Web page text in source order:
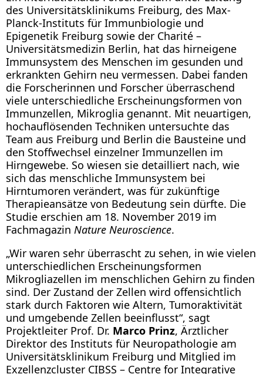
des Universitätsklinikums Freiburg, des Max-
Planck-Instituts für Immunbiologie und
Epigenetik Freiburg sowie der Charité –
Universitätsmedizin Berlin, hat das hirneigene
Immunsystem des Menschen im gesunden und
erkrankten Gehirn neu vermessen. Dabei fanden
die Forscherinnen und Forscher überraschend
viele unterschiedliche Erscheinungsformen von
Immunzellen, Mikroglia genannt. Mit neuartigen,
hochauflösenden Techniken untersuchte das
Team aus Freiburg und Berlin die Bausteine und
den Stoffwechsel einzelner Immunzellen im
Hirngewebe. So wiesen sie detailliert nach, wie
sich das menschliche Immunsystem bei
Hirntumoren verändert, was für zukünftige
Therapieansätze von Bedeutung sein dürfte. Die
Studie erschien am 18. November 2019 im
Fachmagazin Nature Neuroscience.
„Wir waren sehr überrascht zu sehen, in wie vielen
unterschiedlichen Erscheinungsformen
Mikrogliazellen im menschlichen Gehirn zu finden
sind. Der Zustand der Zellen wird offensichtlich
stark durch Faktoren wie Altern, Tumoraktivität
und umgebende Zellen beeinflusst“, sagt
Projektleiter Prof. Dr. Marco Prinz, Ärztlicher
Direktor des Instituts für Neuropathologie am
Universitätsklinikum Freiburg und Mitglied im
Exzellenzcluster CIBSS – Centre for Integrative